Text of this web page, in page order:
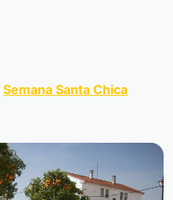
Semana Santa Chica